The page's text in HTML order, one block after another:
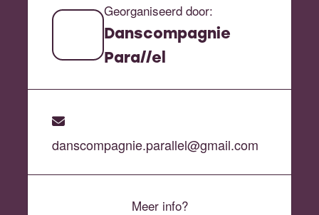
Georganiseerd door:
Danscompagnie
Para//el
danscompagnie.parallel@gmail.com
Meer info?